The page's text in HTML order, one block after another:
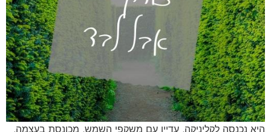
היא נכנסה לקליניקה, עדיין עם משקפי השמש, מכונסת בעצמה,